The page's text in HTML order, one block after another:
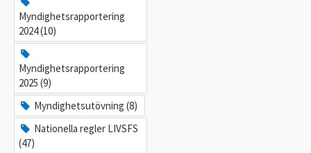
Myndighetsrapportering
2024 (10)
Myndighetsrapportering
2025 (9)
Myndighetsutövning (8)
Nationella regler LIVSFS
(47)